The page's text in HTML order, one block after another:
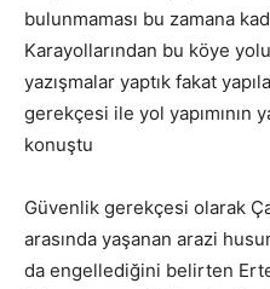
bulunmaması bu zamana
Karayollarından bu köye
yazışmalar yaptık fakat
gerekçesi ile yol yapımının
konuştu
Güvenlik gerekçesi olarak
arasında yaşanan arazi
da engellediğini belirten